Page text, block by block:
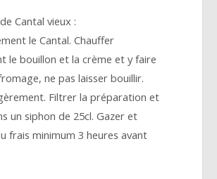
Cantal vieux :
le Cantal. Chauffer
le bouillon et la crème et y faire
ne pas laisser bouillir.
Filtrer la préparation et
un siphon de 25cl. Gazer et
frais minimum 3 heures avant